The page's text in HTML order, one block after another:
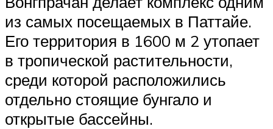
из самых посещаемых в Паттайе.
Его территория в 1600 м 2 утопает
в тропической растительности,
среди которой расположились
отдельно стоящие бунгало и
открытые бассейны.